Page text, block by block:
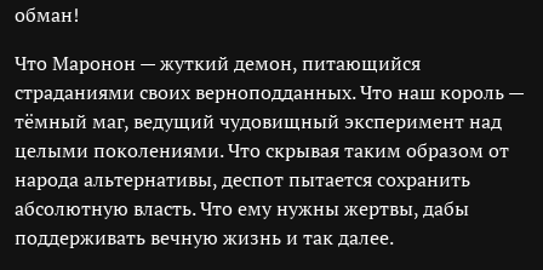
обман!
Что Маронон — жуткий демон, питающийся
страданиями своих верноподданных. Что наш король —
тёмный маг, ведущий чудовищный эксперимент над
целыми поколениями. Что скрывая таким образом от
народа альтернативы, деспот пытается сохранить
абсолютную власть. Что ему нужны жертвы, дабы
поддерживать вечную жизнь и так далее.